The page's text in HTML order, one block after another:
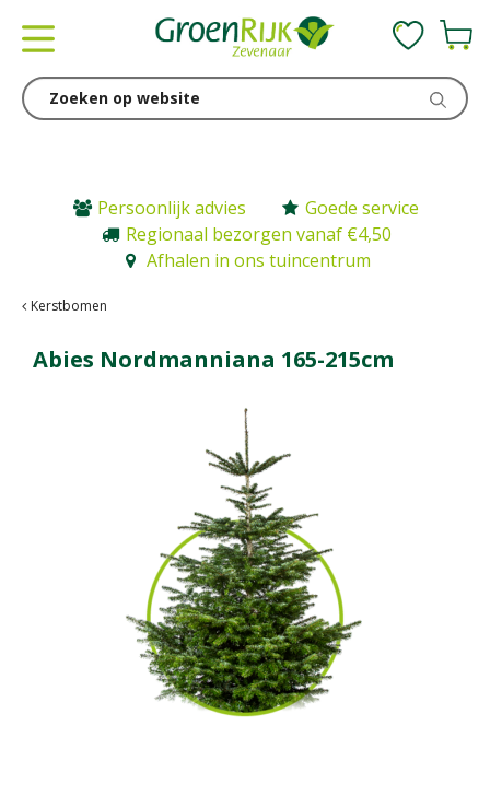
Persoonlijk advies
Goede service
Regionaal bezorgen vanaf €4,50
Afhalen in ons tuincentrum
Kerstbomen
Abies Nordmanniana 165-215cm